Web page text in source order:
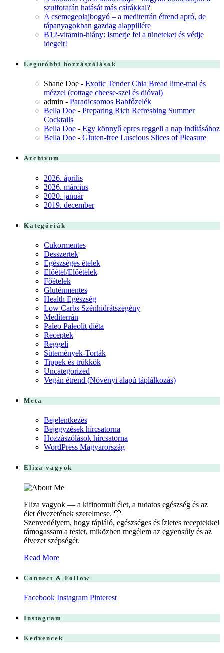
szulforafán hatását más csírákkal?
A csemegeolajbogyó – a mediterrán étrend apró, de
tápanyagokban gazdag alappillére
B12-vitamin-hiány: Ismerje fel a tüneteket és védje
idegeit!
Legutóbbi hozzászólások
Shane Doe - Exotic Tender Chia Bread lime-mal és
mézzel (cottage cheese-szel és dióval)
admin - Paradicsomos Babfőzelék
Bella Doe - Preparing Rich Refreshing Summer
Cocktails
Bella Doe - Egy könnyű epres reggeli a nap indításához
Bella Doe - Gluten-free Luscious Slices of Pleasure
Archívum
2026. április
2026. március
2020. január
2019. december
Kategóriák
Cukormentes
Desszertek
Egészséges ételek
Előétel/Előételek
Főételek
Gluténmentes
Health Egészség
Low Carbs Szénhidrátszegény
Mediterrán
Paleo Paleolit diéta
Receptek
Reggeli
Sütemények-Torták
Tippek és trükkök
Uncategorized
Vegán étrend (Növényi alapú táplálkozás)
Meta
Bejelentkezés
Bejegyzések hírcsatorna
Hozzászólások hírcsatorna
WordPress Magyarország
Eliza vagyok
Eliza vagyok — a kifinomult élet, a tudatos egészség és az
élet élvezetének szerelmese. 🤍
Szenvedélyem, hogy tápláló, egészséges és ízletes receptekkel
támogassam a testet, miközben megélem az egyensúly és az
élvezet szépségét.
Read More
Connect & Follow
Facebook Instagram Pinterest
Instagram
Kedvencek